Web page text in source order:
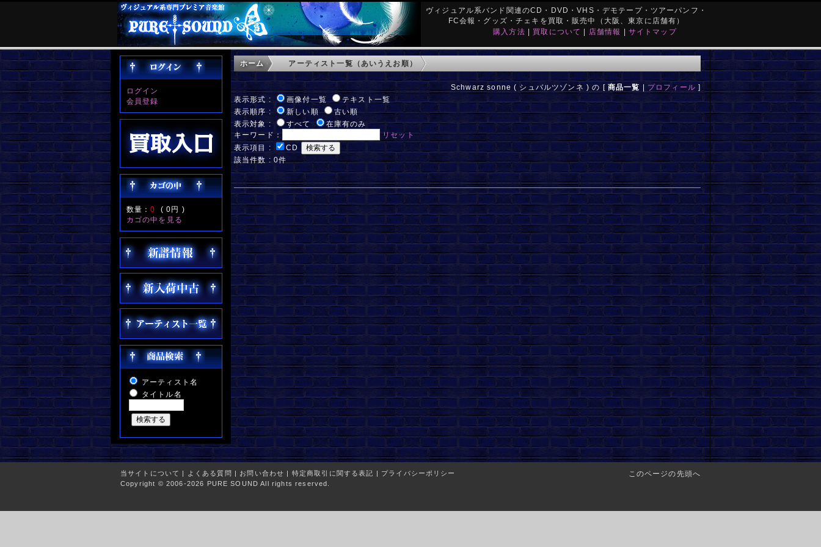
ヴィジュアル系バンド関連のCD・DVD・VHS・デモテープ・ツアーパンフ・
FC会報・グッズ・チェキを買取・販売中（大阪、東京に店舗有）
購入方法 | 買取について | 店舗情報 | サイトマップ
ログイン
会員登録
数量：0 (0円 )
カゴの中を見る
アーティスト名
タイトル名
ホーム アーティスト一覧（あいうえお順）
Schwarz sonne ( シュバルツゾンネ ) の [ 商品一覧 | プロフィール ]
表示形式 :
画像付一覧
テキスト一覧
表示順序 :
新しい順
古い順
表示対象 :
すべて
在庫有のみ
キーワード：
リセット
表示項目 :
CD
該当件数 : 0件
このページの先頭へ
当サイトについて | よくある質問 | お問い合わせ | 特定商取引に関する表記 | プライバシーポリシー
Copyright © 2006-2026 PURE SOUND All rights reserved.